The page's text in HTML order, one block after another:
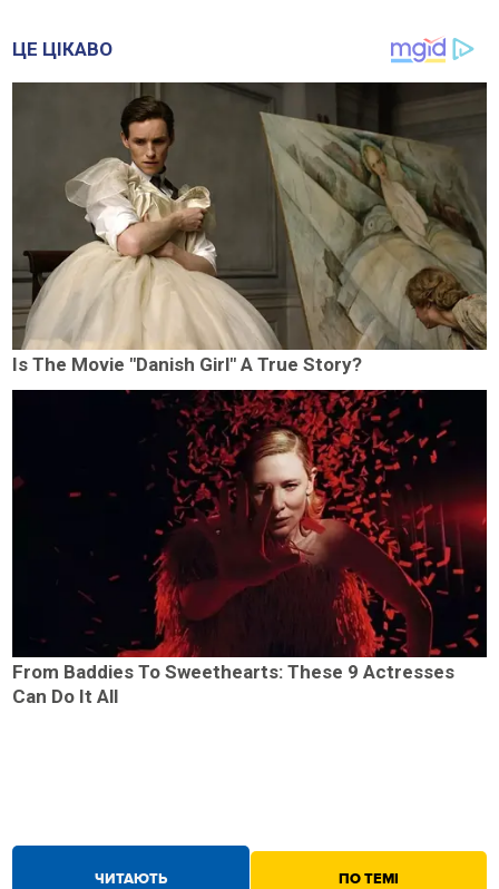
ЧИТАЮТЬ ПО ТЕМІ
ЦЕ ЦІКАВО
Is The Movie "Danish Girl" A True Story?
From Baddies To Sweethearts: These 9 Actresses
Can Do It All